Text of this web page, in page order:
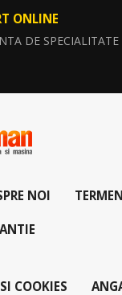
ONLINE
DE SPECIALITATE
NOI
COOKIES